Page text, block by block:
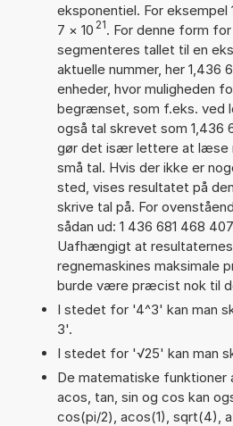
eksponentiel. For eksempel
7 × 10 21. For denne form
segmenteres tallet til en
aktuelle nummer, her 1,436
enheder, hvor muligheden
begrænset, som f.eks. ved
også tal skrevet som 1,436
gør det især lettere at læse
små tal. Hvis der ikke er
sted, vises resultatet på
skrive tal på. For
sådan ud: 1 436 681 468
Uafhængigt at
regnemaskines maksimale
burde være præcist nok til
I stedet for '4^3' kan man
3'.
I stedet for '√25' kan man
De matematiske funktioner
acos, tan, sin og cos kan
cos(pi/2), acos(1), sqrt(4),